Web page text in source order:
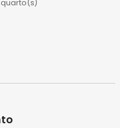
quarto(s)